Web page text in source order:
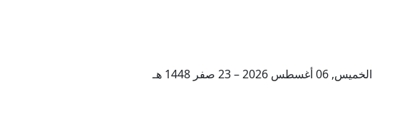
الخميس, 06 أغسطس 2026 – 23 صفر 1448 هـ